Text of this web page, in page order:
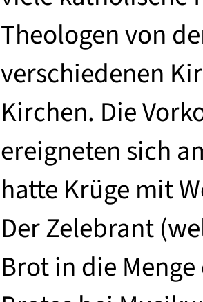
Theologen von
verschiedenen
Kirchen. Die
ereigneten sich
hatte Krüge mit
Der Zelebrant
Brot in die